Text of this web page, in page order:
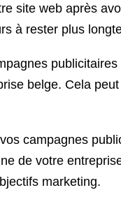
site web après
à rester plus
belge. Cela
campagnes
de votre
marketing.